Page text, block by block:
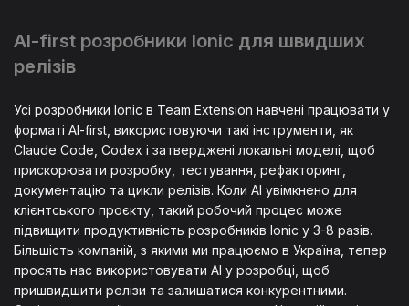
AI-first розробники Ionic для швидших
релізів
Усі розробники Ionic в Team Extension навчені працювати у
форматі AI-first, використовуючи такі інструменти, як
Claude Code, Codex і затверджені локальні моделі, щоб
прискорювати розробку, тестування, рефакторинг,
документацію та цикли релізів. Коли AI увімкнено для
клієнтського проєкту, такий робочий процес може
підвищити продуктивність розробників Ionic у 3-8 разів.
Більшість компаній, з якими ми працюємо в Україна, тепер
просять нас використовувати AI у розробці, щоб
пришвидшити релізи та залишатися конкурентними.